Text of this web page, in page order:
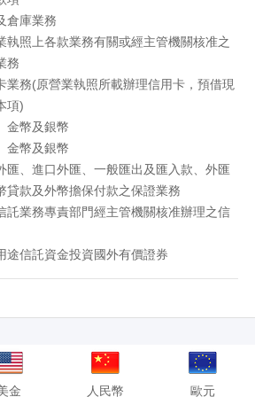
倉庫業務
執照上各款業務有關或經主管機關核准之
務
業務(原營業執照所載辦理信用卡，預借現
項)
金幣及銀幣
金幣及銀幣
匯、進口外匯、一般匯出及匯入款、外匯
貸款及外幣擔保付款之保證業務
託業務專責部門經主管機關核准辦理之信
途信託資金投資國外有價證券
金 人民幣 歐元